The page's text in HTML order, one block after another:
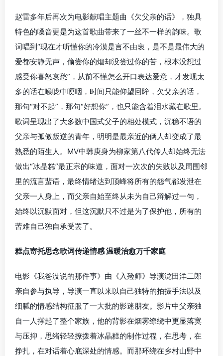
赵雷多年后再次为电影献唱主题曲《欠父亲的话》，独具
特色的嗓音更是为这首歌曲带来了一丝不一样的韵味。歌
词唱到“现在才听懂你的冷漠是言不由衷，是不是最伟大的
爱都安静无声，偷尝你的烟却没尝过你的苦，根本没想过
感受你喜怒哀愁”，从前不懂怎么开口表达爱意，才发现太
多的话在喉咙中哽咽，时间只能仰望回眸，欠父亲的话，
那句“对不起”，那句“好想你”，也只能含着泪水藏在歌里。
歌词呈现出了大多数中国式父子的相处模式，沉稳不语的
父亲与孤傲叛逆的青年，明明是最亲近的俩人却变成了最
熟悉的陌生人。MV中韩庚身为柳家第八代传人却始终无法
做出“冰晶糕”最正宗的味道，面对一次次的失败以及周围邻
里的流言蜚语，最终情绪达到顶峰将所有的怨气都发泄在
父亲一人身上，而父亲自始至终从未为自己辩解过一句，
始终以沉默面对，但这沉默只不过是为了保护他，所有的
苦难自己独自承受罢了。
糕点寄托思念歌词传递情感 温暖治愈万千家庭
电影《我爸没说的那件事》由《入殓师》导演泷田洋二郎
亲自参与执导，导演一直以来以自己独特的拍摄手法以及
细腻的情感结构征服了一大批的影迷朋友。影片中父亲独
自一人撑起了整个家族，他的背影在烟雾缭绕中更显落寞
与压抑，思绪轻轻撩拨着冰晶糕的制作过程，在思考，在
挣扎，在对话着心底深处的情感。而那环绕在乡村山野中